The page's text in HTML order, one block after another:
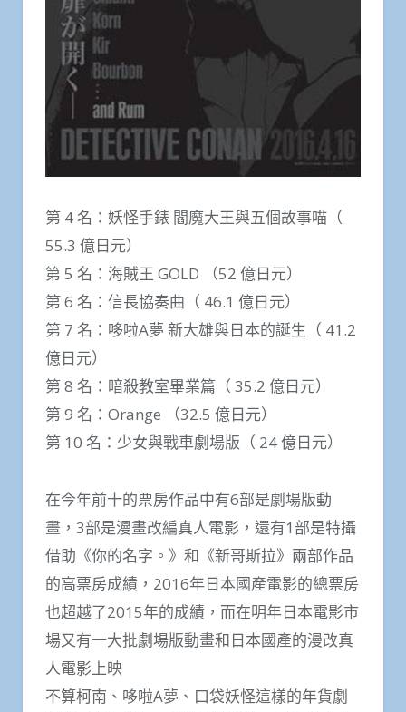
第 4 名：妖怪手錶 閻魔大王與五個故事喵（
55.3 億日元）
第 5 名：海賊王 GOLD （52 億日元）
第 6 名：信長協奏曲（ 46.1 億日元）
第 7 名：哆啦A夢 新大雄與日本的誕生（ 41.2
億日元）
第 8 名：暗殺教室畢業篇（ 35.2 億日元）
第 9 名：Orange （32.5 億日元）
第 10 名：少女與戰車劇場版（ 24 億日元）
在今年前十的票房作品中有6部是劇場版動
畫，3部是漫畫改編真人電影，還有1部是特攝
借助《你的名字。》和《新哥斯拉》兩部作品
的高票房成績，2016年日本國產電影的總票房
也超越了2015年的成績，而在明年日本電影市
場又有一大批劇場版動畫和日本國產的漫改真
人電影上映
不算柯南、哆啦A夢、口袋妖怪這樣的年貨劇